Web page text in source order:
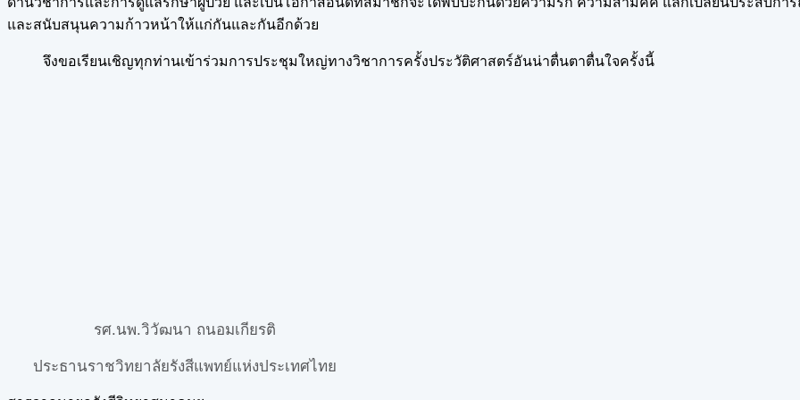
และสนับสนุนความก้าวหน้าให้แก่กันและกันอีกด้วย
จึงขอเรียนเชิญทุกท่านเข้าร่วมการประชุมใหญ่ทางวิชาการครั้งประวัติศาสตร์อันน่าตื่นตาตื่นใจครั้งนี้
รศ.นพ.วิวัฒนา ถนอมเกียรติ
ประธานราชวิทยาลัยรังสีแพทย์แห่งประเทศไทย